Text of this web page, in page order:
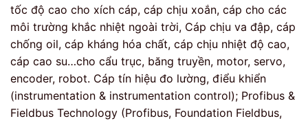
tốc độ cao cho xích cáp, cáp chịu xoắn, cáp cho các
môi trường khắc nhiệt ngoài trời, Cáp chịu va đập, cáp
chống oil, cáp kháng hóa chất, cáp chịu nhiệt độ cao,
cáp cao su…cho cẩu trục, băng truyền, motor, servo,
encoder, robot. Cáp tín hiệu đo lường, điểu khiển
(instrumentation & instrumentation control); Profibus &
Fieldbus Technology (Profibus, Foundation Fieldbus,